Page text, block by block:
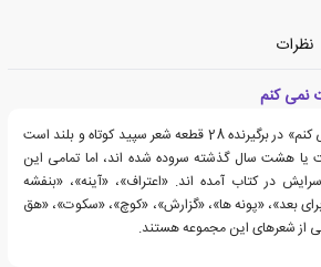
نظرات
نمی کنم
دفتر شعر «به مردن عادت نمی کنم» در برگیرنده 28 قطعه شعر سپید کوتاه و بلند است
هشت سال گذشته سروده شده اند، اما تمامی این
در کتاب آمده اند. «اعتراف»، «آینه»، «بنفشه
بعد»، «پونه ها»، «گزارش»، «کوچ»، «سکوت»، «هق
از شعرهای این مجموعه هستند.